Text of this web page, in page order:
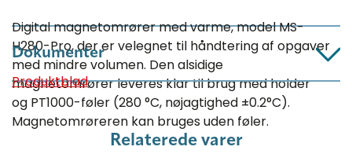
Digital magnetomrører med varme, model MS-
H280-Pro, der er velegnet til håndtering af opgaver
med mindre volumen. Den alsidige
magnetomrører leveres klar til brug med holder
og PT1000-føler (280 °C, nøjagtighed ±0.2°C).
Magnetomrøreren kan bruges uden føler.
Dokumenter
Produktblad
Relaterede varer